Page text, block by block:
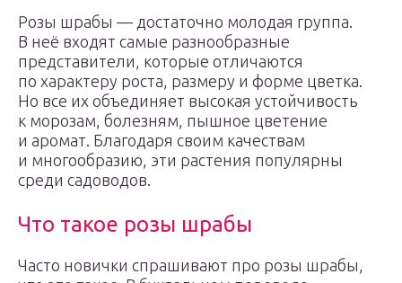
Розы шрабы — достаточно молодая группа.
В неё входят самые разнообразные
представители, которые отличаются
по характеру роста, размеру и форме цветка.
Но все их объединяет высокая устойчивость
к морозам, болезням, пышное цветение
и аромат. Благодаря своим качествам
и многообразию, эти растения популярны
среди садоводов.
Что такое розы шрабы
Часто новички спрашивают про розы шрабы,